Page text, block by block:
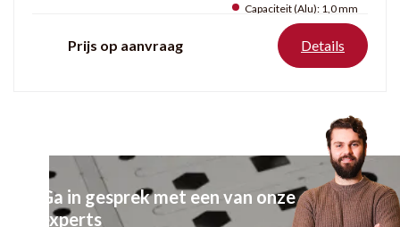
Capaciteit (Alu): 1,0 mm
Prijs op aanvraag Details
Ga in gesprek met een van onze
experts